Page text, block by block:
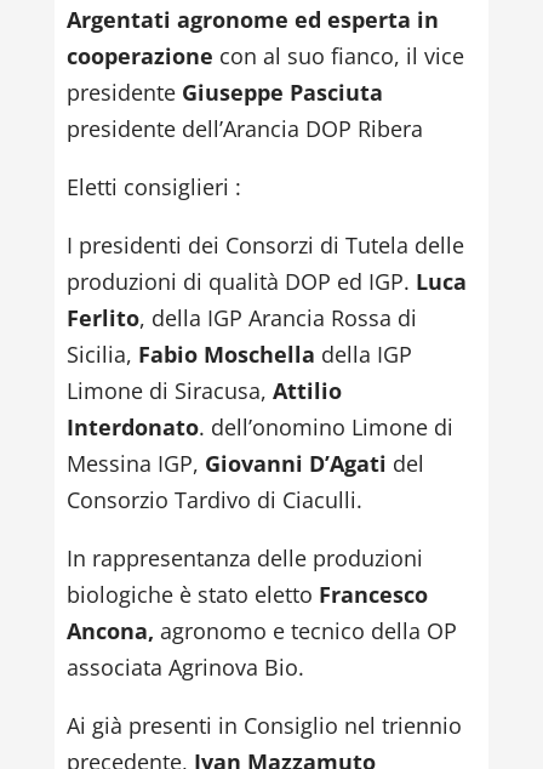
Argentati agronome ed esperta in
cooperazione con al suo fianco, il vice
presidente Giuseppe Pasciuta
presidente dell’Arancia DOP Ribera
Eletti consiglieri :
I presidenti dei Consorzi di Tutela delle
produzioni di qualità DOP ed IGP. Luca
Ferlito, della IGP Arancia Rossa di
Sicilia, Fabio Moschella della IGP
Limone di Siracusa, Attilio
Interdonato. dell’onomino Limone di
Messina IGP, Giovanni D’Agati del
Consorzio Tardivo di Ciaculli.
In rappresentanza delle produzioni
biologiche è stato eletto Francesco
Ancona, agronomo e tecnico della OP
associata Agrinova Bio.
Ai già presenti in Consiglio nel triennio
precedente, Ivan Mazzamuto